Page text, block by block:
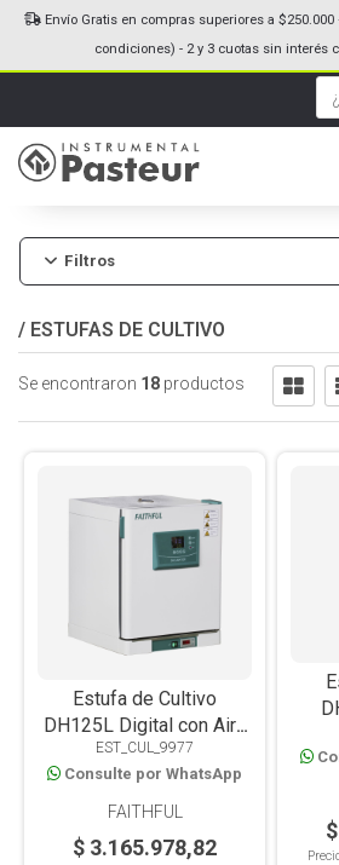
Envío Gratis en compras superiores a
condiciones) - 2 y 3 cuotas sin interés
Filtros
/ ESTUFAS DE CULTIVO
Se encontraron 18 productos
Estufa de Cultivo
DH125L Digital con Aire
Forzado de precisión
125L
EST_CUL_9977
Consulte por WhatsApp
FAITHFUL
$ 3.165.978,82